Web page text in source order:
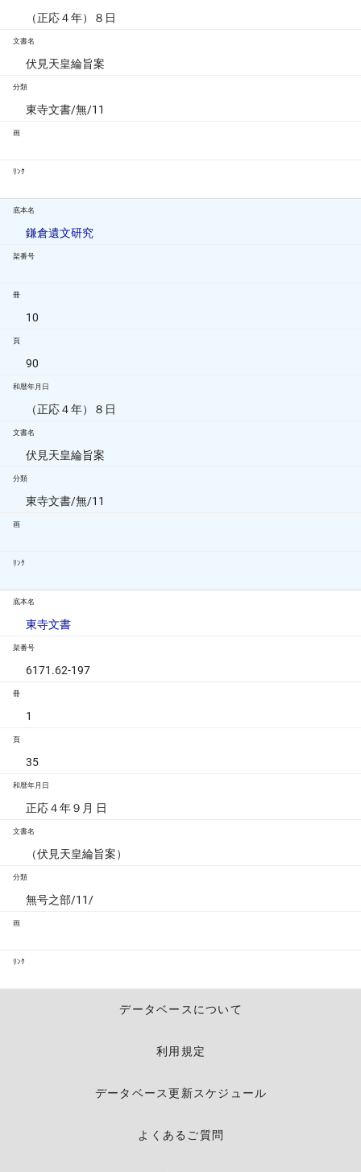
（正応４年）８日
文書名
伏見天皇綸旨案
分類
東寺文書/無/11
画
ﾘﾝｸ
底本名
鎌倉遺文研究
架番号
冊
10
頁
90
和暦年月日
（正応４年）８日
文書名
伏見天皇綸旨案
分類
東寺文書/無/11
画
ﾘﾝｸ
底本名
東寺文書
架番号
6171.62-197
冊
1
頁
35
和暦年月日
正応４年９月 日
文書名
（伏見天皇綸旨案）
分類
無号之部/11/
画
ﾘﾝｸ
データベースについて
利用規定
データベース更新スケジュール
よくあるご質問